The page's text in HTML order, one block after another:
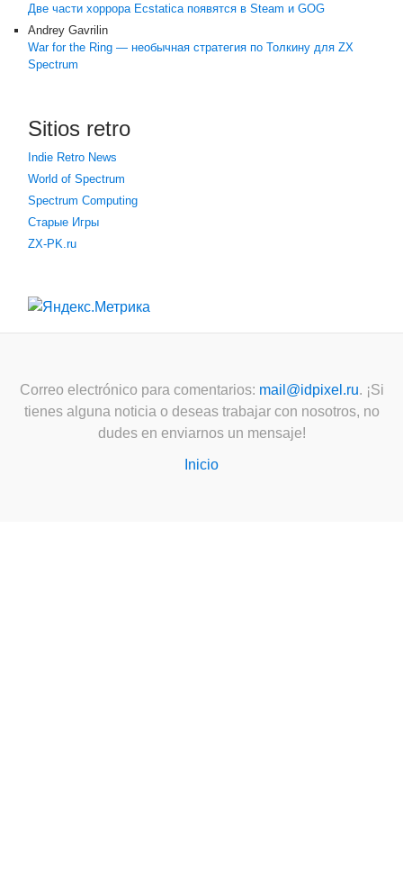
Две части хоррора Ecstatica появятся в Steam и GOG
Andrey Gavrilin
War for the Ring — необычная стратегия по Толкину для ZX
Spectrum
Sitios retro
Indie Retro News
World of Spectrum
Spectrum Computing
Старые Игры
ZX-PK.ru
Correo electrónico para comentarios: mail@idpixel.ru. ¡Si
tienes alguna noticia o deseas trabajar con nosotros, no
dudes en enviarnos un mensaje!
Inicio